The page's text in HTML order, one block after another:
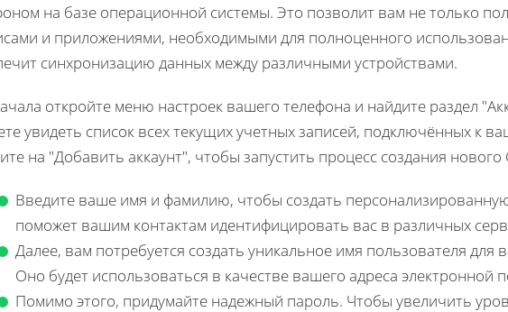
на базе операционной системы. Это позволит вам не только
и приложениями, необходимыми для полноценного
синхронизацию данных между различными устройствами.
откройте меню настроек вашего телефона и найдите раздел
увидеть список всех текущих учетных записей, подключённых к
на "Добавить аккаунт", чтобы запустить процесс создания нового
Введите ваше имя и фамилию, чтобы создать
поможет вашим контактам идентифицировать вас в различных
Далее, вам потребуется создать уникальное имя пользователя для
Оно будет использоваться в качестве вашего адреса электронной
Помимо этого, придумайте надежный пароль. Чтобы увеличить